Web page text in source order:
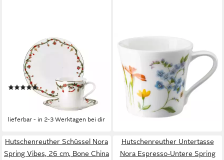
HUTSCHENREUTHER
Geschirr-Set Nora Christmas
Gedeck 3tlg. im GK, Bone
China, Sets
(2)
ab 41,95 € UVP
lieferbar - in 2-3 Werktagen bei dir
HUTSCHENREUTHER
Espressotasse Nora Vibes
Espresso-Obertasse 0,09 l,
Bone China, Tassen
16,68 €
lieferbar - in 2-3 Werktagen bei dir
Hutschenreuther Schüssel Nora
Spring Vibes, 26 cm, Bone China
Hutschenreuther Untertasse
Nora Espresso-Untere Spring